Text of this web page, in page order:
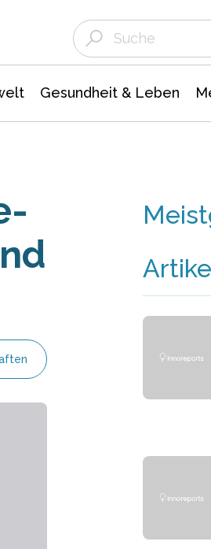
Gesundheit & Leben